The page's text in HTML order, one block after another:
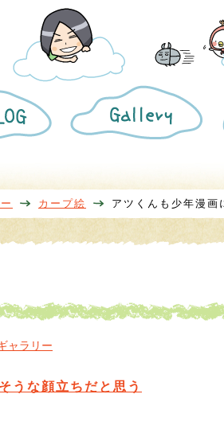
ギ
ャ
ラ
リ
カープ絵 アツくんも少年漫画
ャラリー
うな顔立ちだと思う